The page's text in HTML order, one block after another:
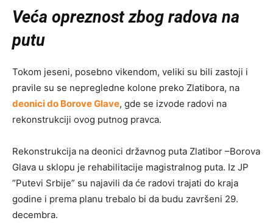
Veća opreznost zbog radova na
putu
Tokom jeseni, posebno vikendom, veliki su bili zastoji i
pravile su se nepregledne kolone preko Zlatibora, na
deonici do Borove Glave, gde se izvode radovi na
rekonstrukciji ovog putnog pravca.
Rekonstrukcija na deonici državnog puta Zlatibor –Borova
Glava u sklopu je rehabilitacije magistralnog puta. Iz JP
”Putevi Srbije” su najavili da će radovi trajati do kraja
godine i prema planu trebalo bi da budu završeni 29.
decembra.